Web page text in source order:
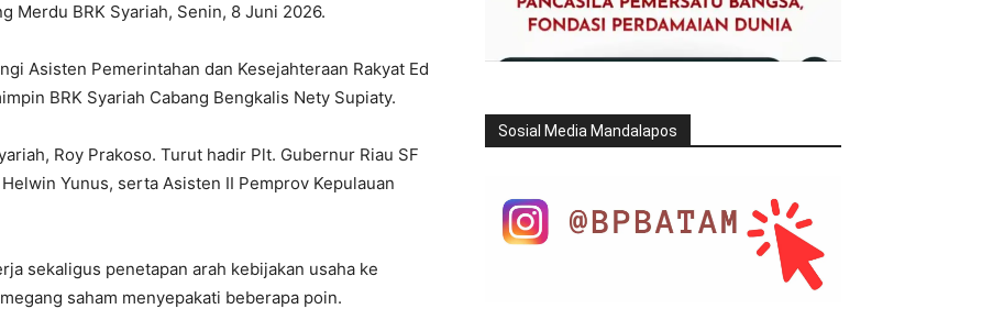
Merdu BRK Syariah, Senin, 8 Juni 2026.
Asisten Pemerintahan dan Kesejahteraan Rakyat Ed
BRK Syariah Cabang Bengkalis Nety Supiaty.
Roy Prakoso. Turut hadir Plt. Gubernur Riau SF
Yunus, serta Asisten II Pemprov Kepulauan
sekaligus penetapan arah kebijakan usaha ke
saham menyepakati beberapa poin.
Sosial Media Mandalapos